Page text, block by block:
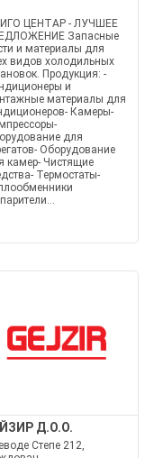
ЦЕНТАР - ЛУЧШЕЕ
Запасные
и материалы для
видов холодильных
Продукция: -
и
материалы для
Камеры-
для
Оборудование
камер- Чистящие
Термостаты-
Д.О.О.
Степе 212,